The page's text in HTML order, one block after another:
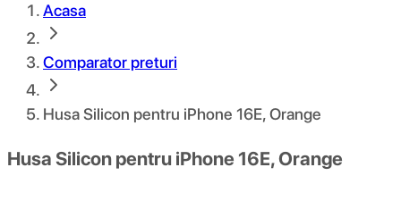
Acasa
Comparator preturi
Husa Silicon pentru iPhone 16E, Orange
Husa Silicon pentru iPhone 16E, Orange